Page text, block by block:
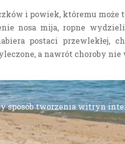
i powiek, któremu może
nosa mija, ropne
postaci przewlekłej,
a nawrót choroby
sposób tworzenia witryn